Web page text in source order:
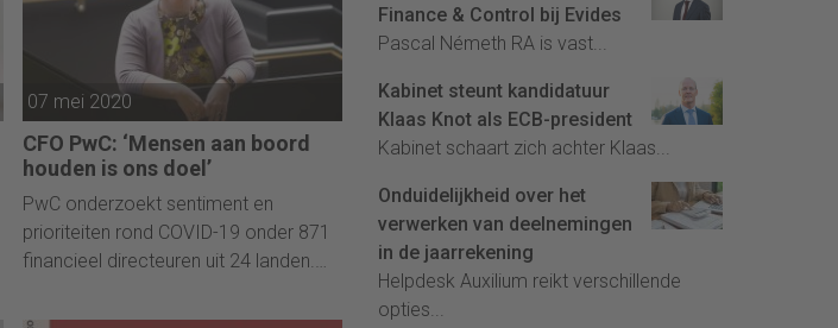
07 mei 2020
CFO PwC: ‘Mensen aan boord
houden is ons doel’
PwC onderzoekt sentiment en
prioriteiten rond COVID-19 onder 871
financieel directeuren uit 24 landen.
Finance & Control bij Evides
Pascal Németh RA is vast...
Kabinet steunt kandidatuur
Klaas Knot als ECB-president
Kabinet schaart zich achter Klaas...
Onduidelijkheid over het
verwerken van deelnemingen
in de jaarrekening
Helpdesk Auxilium reikt verschillende
opties...